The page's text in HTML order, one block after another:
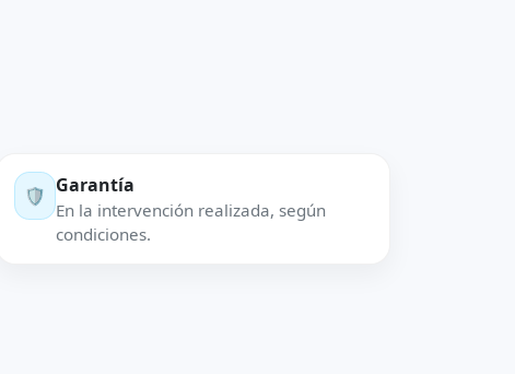
🛡️ Garantía
En la intervención realizada, según
condiciones.